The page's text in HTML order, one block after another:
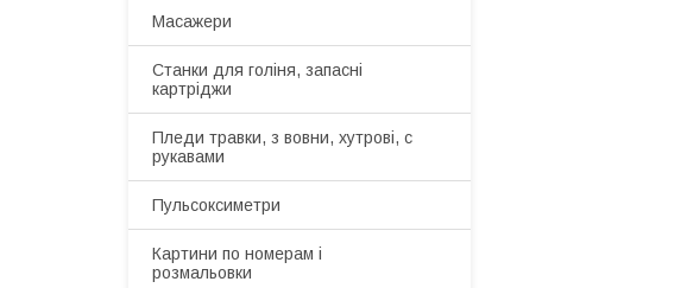
Масажери
Станки для голіня, запасні
картріджи
Пледи травки, з вовни, хутрові, с
рукавами
Пульсоксиметри
Картини по номерам і
розмальовки